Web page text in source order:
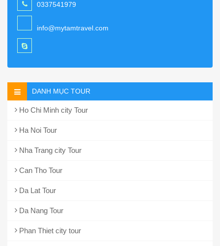
0337541979
info@mytamtravel.com
DANH MỤC TOUR
Ho Chi Minh city Tour
Ha Noi Tour
Nha Trang city Tour
Can Tho Tour
Da Lat Tour
Da Nang Tour
Phan Thiet city tour